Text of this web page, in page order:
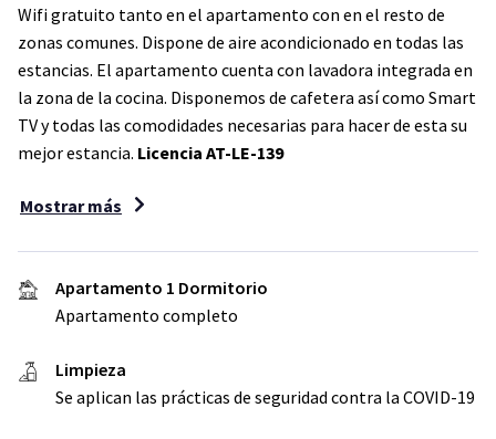
Wifi gratuito tanto en el apartamento con en el resto de
zonas comunes. Dispone de aire acondicionado en todas las
estancias. El apartamento cuenta con lavadora integrada en
la zona de la cocina. Disponemos de cafetera así como Smart
TV y todas las comodidades necesarias para hacer de esta su
mejor estancia. Licencia AT-LE-139
Mostrar más
Apartamento 1 Dormitorio
Apartamento completo
Limpieza
Se aplican las prácticas de seguridad contra la COVID-19